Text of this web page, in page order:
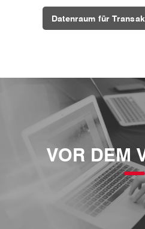
Datenraum für
VOR DEM